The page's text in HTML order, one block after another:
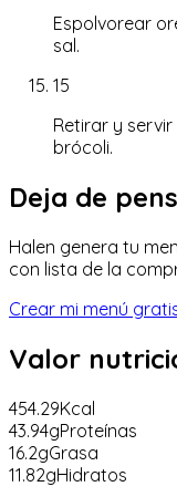
Espolvorear
sal.
15
Retirar y
brócoli.
Deja de
Halen genera tu
con lista de la
Crear mi menú
Valor
454.29Kcal
43.94gProteínas
16.2gGrasa
11.82gHidratos